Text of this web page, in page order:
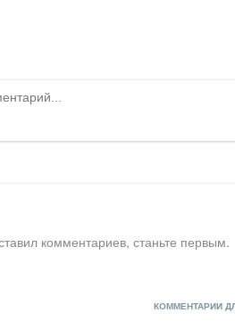
комментариев, станьте первым.
КОММЕНТАРИИ